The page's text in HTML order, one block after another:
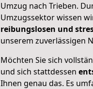
Umzug nach Trieben.
Umzugssektor wissen
reibungslosen und
unserem zuverlässigen
Möchten Sie sich
und sich stattdessen
Ihnen genau das. Es